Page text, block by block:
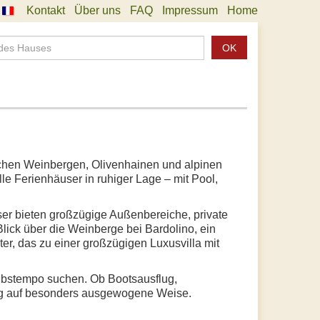
Kontakt Über uns FAQ Impressum Home
OK
Weinbergen, Olivenhainen und alpinen
Ferienhäuser in ruhiger Lage – mit Pool,
bieten großzügige Außenbereiche, private
über die Weinberge bei Bardolino, ein
das zu einer großzügigen Luxusvilla mit
suchen. Ob Bootsausflug,
auf besonders ausgewogene Weise.